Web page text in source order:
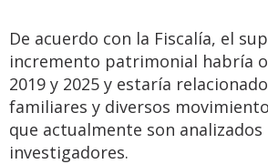
De acuerdo con la Fiscalía, el
incremento patrimonial habría
2019 y 2025 y estaría
familiares y diversos
que actualmente son
investigadores.